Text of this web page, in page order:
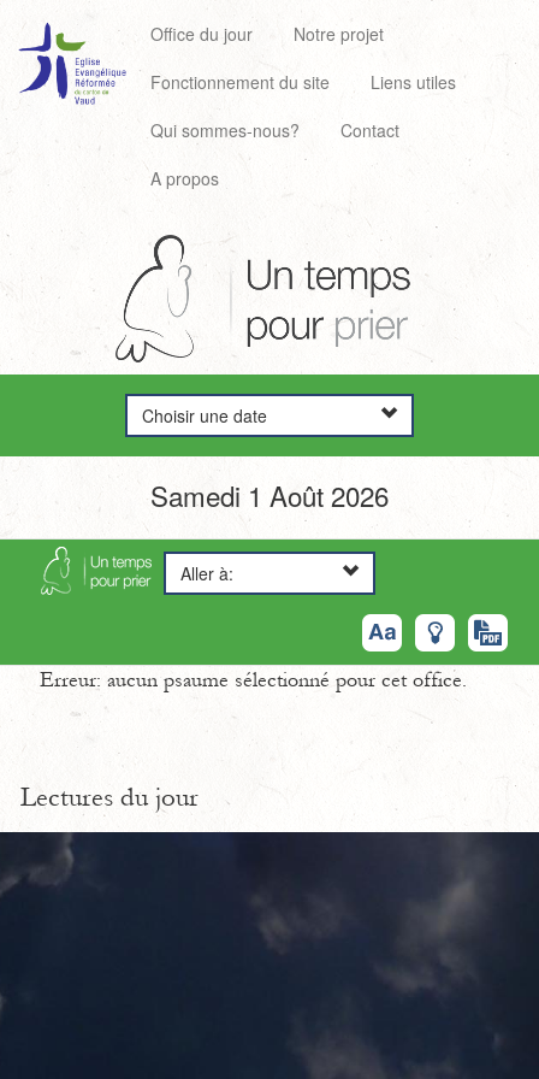
Office du jour
Notre projet
Fonctionnement du site
Liens utiles
Qui sommes-nous?
Contact
A propos
Choisir une date
Samedi 1 Août 2026
Aller à:
Erreur: aucun psaume sélectionné pour cet office.
Lectures du jour